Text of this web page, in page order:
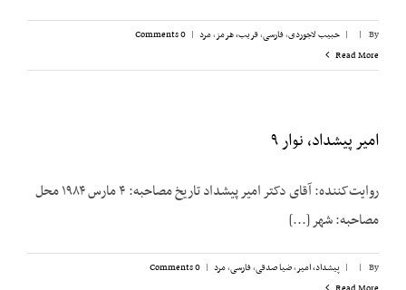
By
|
| حبیب لاجوردی,فارسی,قریب، هرمز,مرد |
0 Comments
Read More
امیر پیشداد، نوار ۹
روایت‌کننده: آقای دکتر امیر پیشداد تاریخ مصاحبه: ۴ مارس ۱۹۸۴ محل
مصاحبه: شهر [...]
By
|
| پیشداد، امیر,ضیا صدقی,فارسی,مرد |
0 Comments